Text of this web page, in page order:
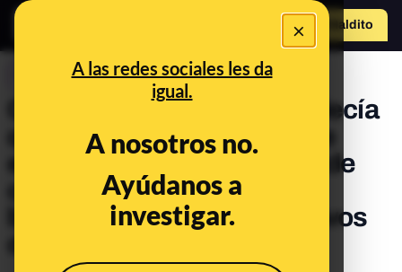
×
A las redes sociales les da
igual.
A nosotros no.
Ayúdanos a
investigar.
Hazte Maldito
CONTROL DEL PODER
Cuando Fernando Simón decía
que estábamos "en fase de
estabilización" de la curva de
contagios: un día después
batimos el récord de positivos